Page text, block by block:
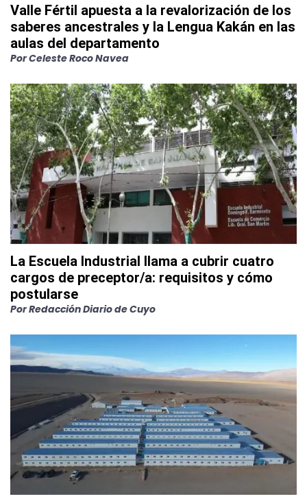
Valle Fértil apuesta a la revalorización de los
saberes ancestrales y la Lengua Kakán en las
aulas del departamento
PorCeleste Roco Navea
La Escuela Industrial llama a cubrir cuatro
cargos de preceptor/a: requisitos y cómo
postularse
PorRedacción Diario de Cuyo